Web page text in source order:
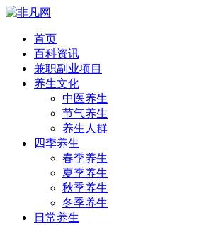
首页
百科资讯
兼职副业项目
养生文化
中医养生
节气养生
养生人群
四季养生
春季养生
夏季养生
秋季养生
冬季养生
日常养生